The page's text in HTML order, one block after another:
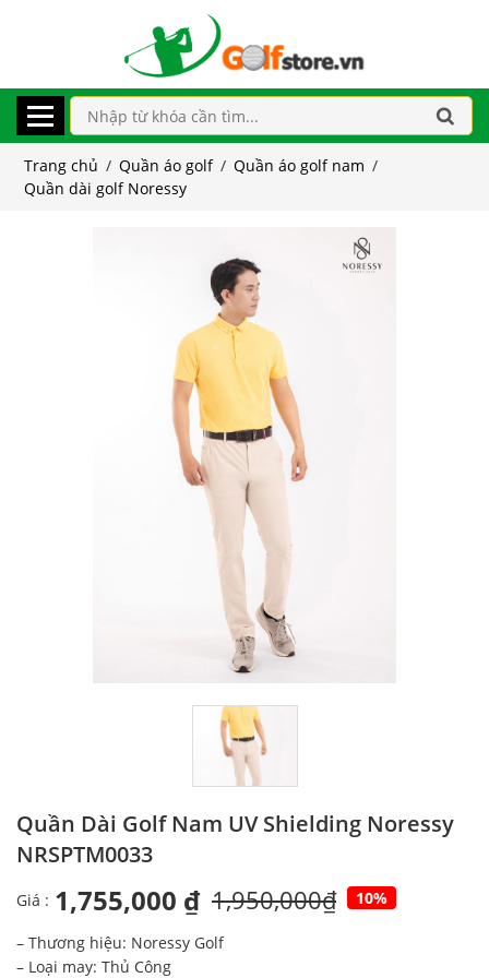
Trang chủ / Quần áo golf / Quần áo golf nam /
Quần dài golf Noressy
Quần Dài Golf Nam UV Shielding Noressy
NRSPTM0033
Giá : 1,755,000 ₫ 1,950,000₫ 10%
– Thương hiệu: Noressy Golf
– Loại may: Thủ Công